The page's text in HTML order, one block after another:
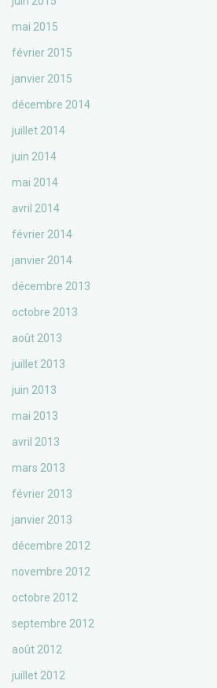
mai 2015
février 2015
janvier 2015
décembre 2014
juillet 2014
juin 2014
mai 2014
avril 2014
février 2014
janvier 2014
décembre 2013
octobre 2013
août 2013
juillet 2013
juin 2013
mai 2013
avril 2013
mars 2013
février 2013
janvier 2013
décembre 2012
novembre 2012
octobre 2012
septembre 2012
août 2012
juillet 2012